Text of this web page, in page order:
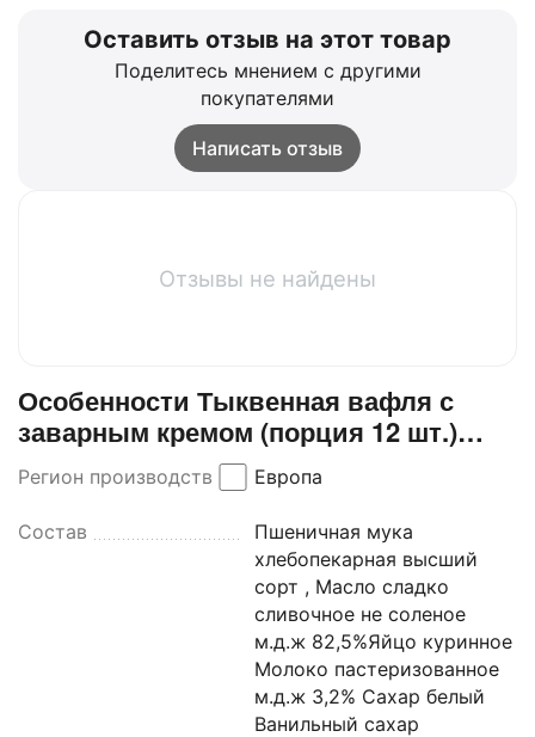
Оставить отзыв на этот товар
Поделитесь мнением с другими
покупателями
Написать отзыв
Отзывы не найдены
Особенности Тыквенная вафля с
заварным кремом (порция 12 шт.)
4200г, Iris Delicia
Регион производства Европа
Состав
Пшеничная мука
хлебопекарная высший
сорт , Масло сладко
сливочное не соленое
м.д.ж 82,5%Яйцо куринное
Молоко пастеризованное
м.д.ж 3,2% Сахар белый
Ванильный сахар